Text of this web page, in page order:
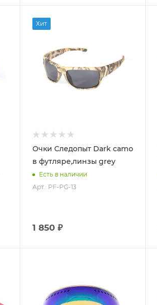
Хит
Очки Следопыт Dark camo
в футляре,линзы grey
Есть в наличии
Арт.: PF-PG-13
1 850 ₽